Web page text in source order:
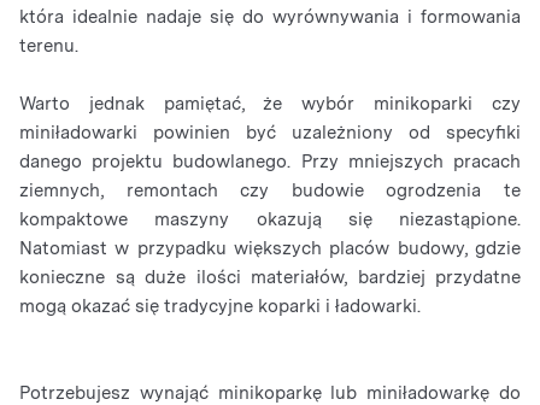
która idealnie nadaje się do wyrównywania i formowania
terenu.
Warto jednak pamiętać, że wybór minikoparki czy
miniładowarki powinien być uzależniony od specyfiki
danego projektu budowlanego. Przy mniejszych pracach
ziemnych, remontach czy budowie ogrodzenia te
kompaktowe maszyny okazują się niezastąpione.
Natomiast w przypadku większych placów budowy, gdzie
konieczne są duże ilości materiałów, bardziej przydatne
mogą okazać się tradycyjne koparki i ładowarki.
Potrzebujesz wynająć minikoparkę lub miniładowarkę do